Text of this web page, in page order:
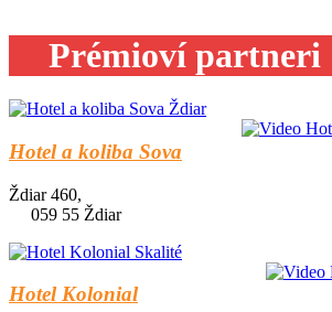
Prémioví partneri
Hotel a koliba Sova
Ždiar 460,
059 55 Ždiar
Hotel Kolonial